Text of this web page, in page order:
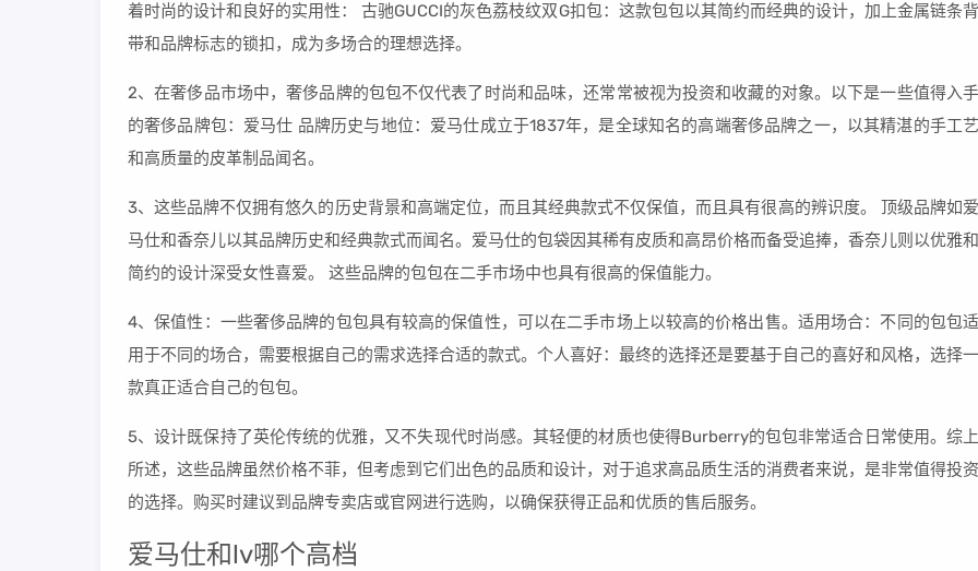
着时尚的设计和良好的实用性： 古驰GUCCI的灰色荔枝纹双G扣包：这款包包以其简约而经典的设计，加上金属链条背
带和品牌标志的锁扣，成为多场合的理想选择。
2、在奢侈品市场中，奢侈品牌的包包不仅代表了时尚和品味，还常常被视为投资和收藏的对象。以下是一些值得入手
的奢侈品牌包：爱马仕 品牌历史与地位：爱马仕成立于1837年，是全球知名的高端奢侈品牌之一，以其精湛的手工艺
和高质量的皮革制品闻名。
3、这些品牌不仅拥有悠久的历史背景和高端定位，而且其经典款式不仅保值，而且具有很高的辨识度。 顶级品牌如爱
马仕和香奈儿以其品牌历史和经典款式而闻名。爱马仕的包袋因其稀有皮质和高昂价格而备受追捧，香奈儿则以优雅和
简约的设计深受女性喜爱。 这些品牌的包包在二手市场中也具有很高的保值能力。
4、保值性：一些奢侈品牌的包包具有较高的保值性，可以在二手市场上以较高的价格出售。适用场合：不同的包包适
用于不同的场合，需要根据自己的需求选择合适的款式。个人喜好：最终的选择还是要基于自己的喜好和风格，选择一
款真正适合自己的包包。
5、设计既保持了英伦传统的优雅，又不失现代时尚感。其轻便的材质也使得Burberry的包包非常适合日常使用。综上
所述，这些品牌虽然价格不菲，但考虑到它们出色的品质和设计，对于追求高品质生活的消费者来说，是非常值得投资
的选择。购买时建议到品牌专卖店或官网进行选购，以确保获得正品和优质的售后服务。
爱马仕和lv哪个高档